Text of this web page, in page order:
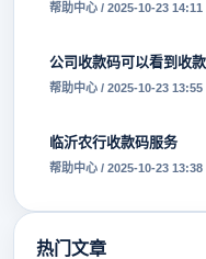
帮助中心 / 2025-10-23 14:11
公司收款码可以看到收
帮助中心 / 2025-10-23 13:55
临沂农行收款码服务
帮助中心 / 2025-10-23 13:38
热门文章